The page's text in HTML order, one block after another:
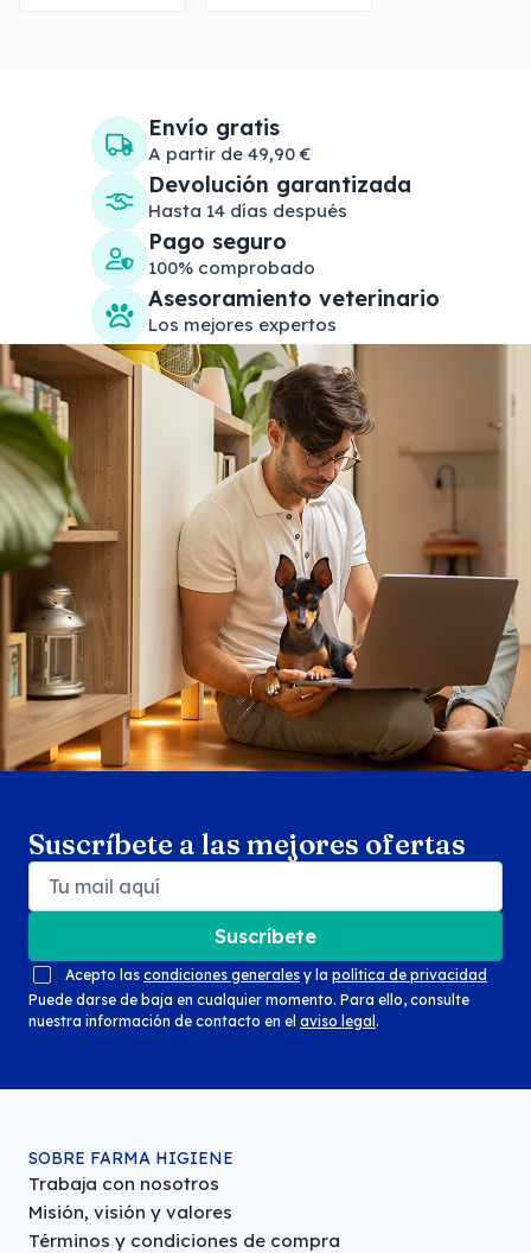
Envío gratis
A partir de 49,90 €
Devolución garantizada
Hasta 14 días después
Pago seguro
100% comprobado
Asesoramiento veterinario
Los mejores expertos
Suscríbete a las mejores ofertas
Suscríbete
Acepto las condiciones generales y la política de privacidad
Puede darse de baja en cualquier momento. Para ello, consulte
nuestra información de contacto en el aviso legal .
Search products
SOBRE FARMA HIGIENE
Trabaja con nosotros
Misión, visión y valores
Términos y condiciones de compra